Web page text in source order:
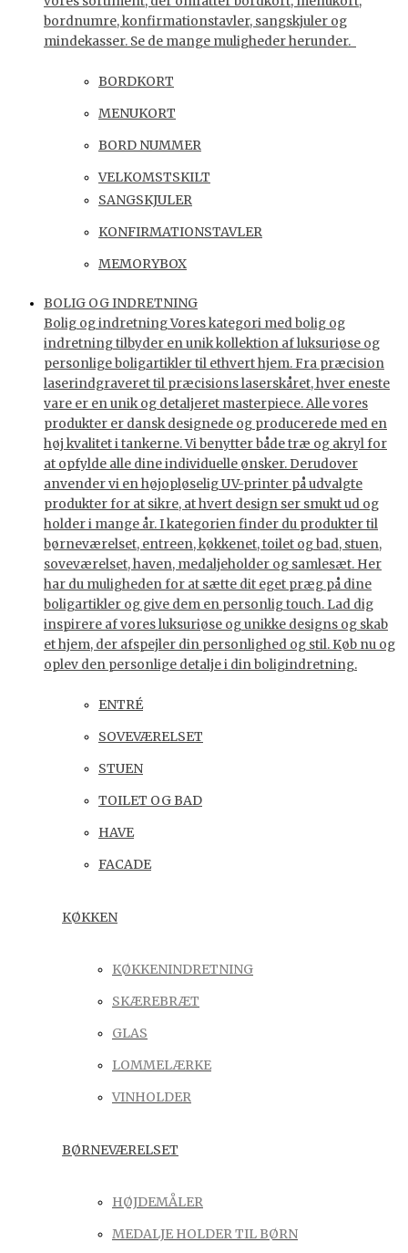
bordnumre, konfirmationstavler, sangskjuler og
mindekasser. Se de mange muligheder herunder.
BORDKORT
MENUKORT
BORD NUMMER
VELKOMSTSKILT
SANGSKJULER
KONFIRMATIONSTAVLER
MEMORYBOX
BOLIG OG INDRETNING
Bolig og indretning Vores kategori med bolig og
indretning tilbyder en unik kollektion af luksuriøse og
personlige boligartikler til ethvert hjem. Fra præcision
laserindgraveret til præcisions laserskåret, hver eneste
vare er en unik og detaljeret masterpiece. Alle vores
produkter er dansk designede og producerede med en
høj kvalitet i tankerne. Vi benytter både træ og akryl for
at opfylde alle dine individuelle ønsker. Derudover
anvender vi en højopløselig UV-printer på udvalgte
produkter for at sikre, at hvert design ser smukt ud og
holder i mange år. I kategorien finder du produkter til
børneværelset, entreen, køkkenet, toilet og bad, stuen,
soveværelset, haven, medaljeholder og samlesæt. Her
har du muligheden for at sætte dit eget præg på dine
boligartikler og give dem en personlig touch. Lad dig
inspirere af vores luksuriøse og unikke designs og skab
et hjem, der afspejler din personlighed og stil. Køb nu og
oplev den personlige detalje i din boligindretning.
ENTRÉ
SOVEVÆRELSET
STUEN
TOILET OG BAD
HAVE
FACADE
KØKKEN
KØKKENINDRETNING
SKÆREBRÆT
GLAS
LOMMELÆRKE
VINHOLDER
BØRNEVÆRELSET
HØJDEMÅLER
MEDALJE HOLDER TIL BØRN